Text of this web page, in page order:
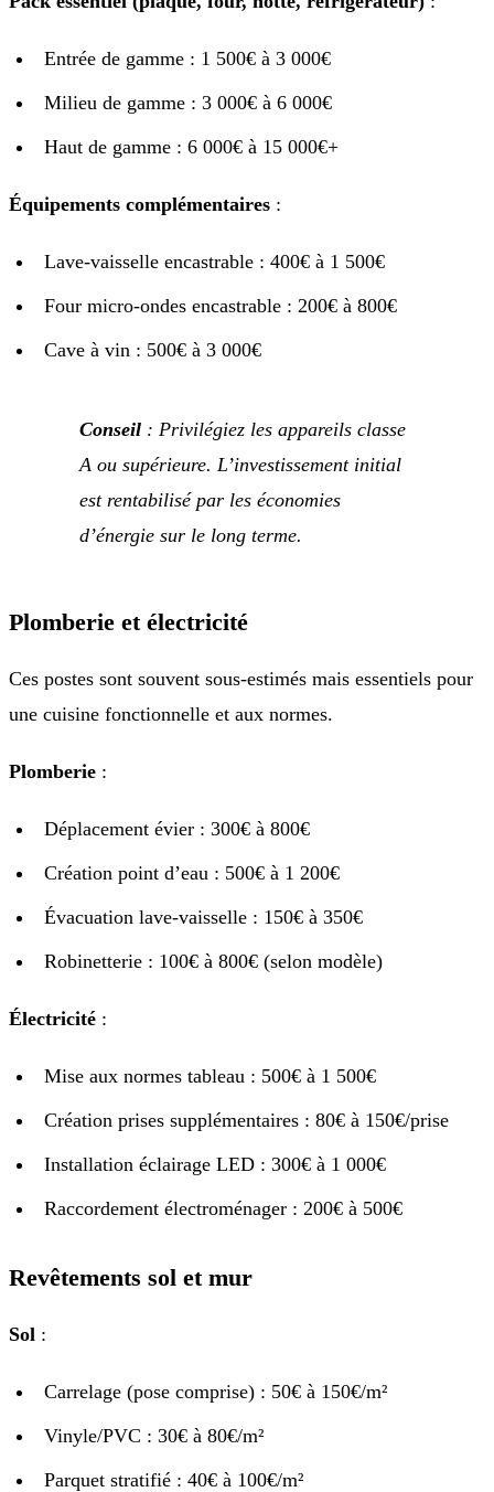
Entrée de gamme : 1 500€ à 3 000€
Milieu de gamme : 3 000€ à 6 000€
Haut de gamme : 6 000€ à 15 000€+
Équipements complémentaires :
Lave-vaisselle encastrable : 400€ à 1 500€
Four micro-ondes encastrable : 200€ à 800€
Cave à vin : 500€ à 3 000€
Conseil : Privilégiez les appareils classe
A ou supérieure. L’investissement initial
est rentabilisé par les économies
d’énergie sur le long terme.
Plomberie et électricité
Ces postes sont souvent sous-estimés mais essentiels pour
une cuisine fonctionnelle et aux normes.
Plomberie :
Déplacement évier : 300€ à 800€
Création point d’eau : 500€ à 1 200€
Évacuation lave-vaisselle : 150€ à 350€
Robinetterie : 100€ à 800€ (selon modèle)
Électricité :
Mise aux normes tableau : 500€ à 1 500€
Création prises supplémentaires : 80€ à 150€/prise
Installation éclairage LED : 300€ à 1 000€
Raccordement électroménager : 200€ à 500€
Revêtements sol et mur
Sol :
Carrelage (pose comprise) : 50€ à 150€/m²
Vinyle/PVC : 30€ à 80€/m²
Parquet stratifié : 40€ à 100€/m²